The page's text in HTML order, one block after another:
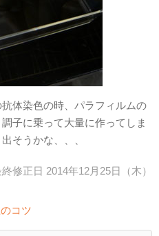
体染色の時、パラフィルムの
子に乗って大量に作ってしま
そうかな、、、
修正日 2014年12月25日（木）
コツ